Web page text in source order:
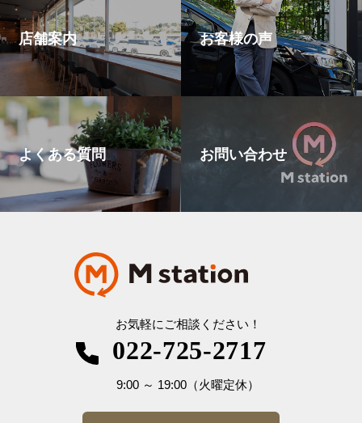
店舗案内 お客様の声
よくある質問 お問い合わせ
お気軽にご相談ください！
022-725-2717
9:00～ 19:00（火曜定休）